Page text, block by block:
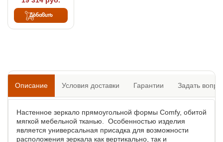
Добавить
Описание Условия доставки Гарантии Задать
Настенное зеркало прямоугольной формы Comfy, обитой
мягкой мебельной тканью. Особенностью изделия
является универсальная присадка для возможности
расположения зеркала как вертикально, так и